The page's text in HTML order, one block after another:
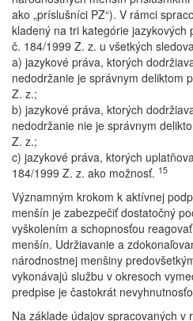
ako „príslušníci PZ“). V rámci
kladený na tri kategórie jazykových
č. 184/1999 Z. z. u všetkých
a) jazykové práva, ktorých
nedodržanie je správnym deliktom
Z. z.;
b) jazykové práva, ktorých
nedodržanie nie je správnym
Z. z.;
c) jazykové práva, ktorých
184/1999 Z. z. ako možnosť. 15
Významným krokom k aktívnej
menšín je zabezpečiť dostatočný
vyškolením a schopnosťou
menšín. Udržiavanie a
národnostnej menšiny
vykonávajú službu v okresoch
predpise je častokrát
Na základe údajov spracovaných v